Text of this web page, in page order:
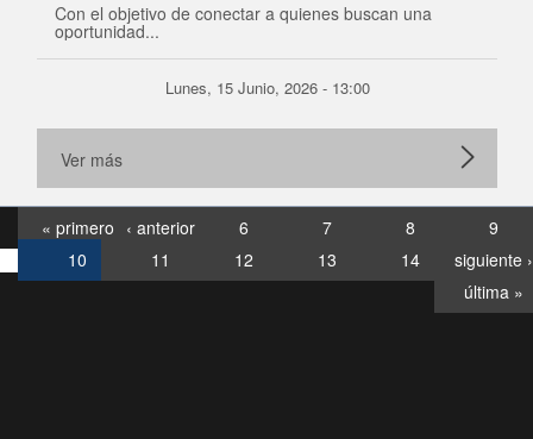
Con el objetivo de conectar a quienes buscan una
oportunidad...
Lunes, 15 Junio, 2026 - 13:00
Ver más
« primero ‹ anterior 6 7 8
9
10
11 12 13 14
siguiente ›
última »